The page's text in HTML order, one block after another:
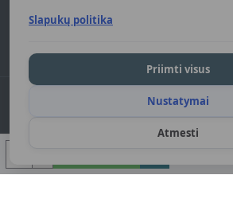
Slapukų politika
Atmesti
Nustatymai
Priimti visus
DGart.lt 2024. Visos teisės saugomos.